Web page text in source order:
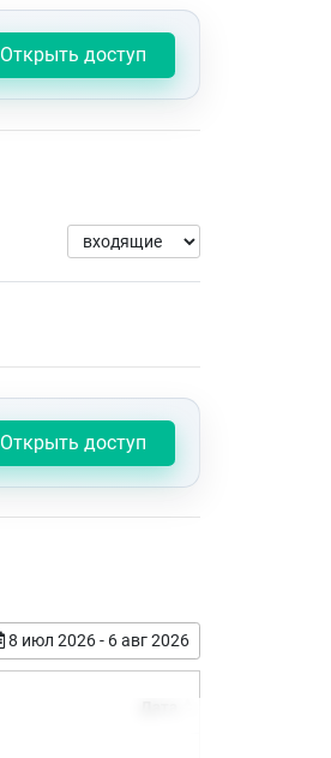
Открыть доступ
Открыть доступ
8 июл 2026 - 6 авг 2026